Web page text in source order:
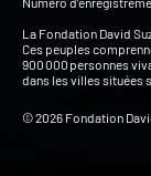
La Fondation David
Ces peuples
900 000 personnes
dans les villes situées
© 2026 Fondation